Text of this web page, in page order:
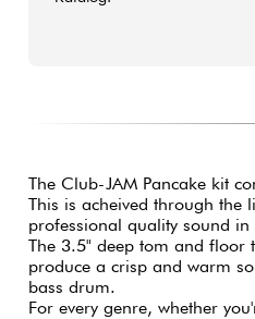
The Club-JAM Pancake kit
This is acheived through the
professional quality sound in
The 3.5" deep tom and floor
produce a crisp and warm
bass drum.
For every genre, whether